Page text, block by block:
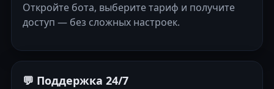
Откройте бота, выберите тариф и получите
доступ — без сложных настроек.
💬 Поддержка 24/7